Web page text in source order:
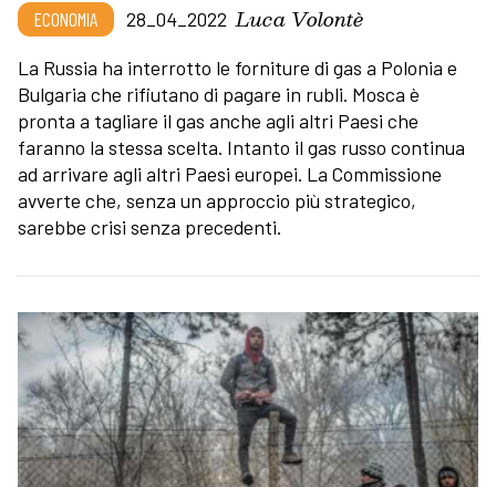
ECONOMIA 28_04_2022 Luca Volontè
La Russia ha interrotto le forniture di gas a Polonia e
Bulgaria che rifiutano di pagare in rubli. Mosca è
pronta a tagliare il gas anche agli altri Paesi che
faranno la stessa scelta. Intanto il gas russo continua
ad arrivare agli altri Paesi europei. La Commissione
avverte che, senza un approccio più strategico,
sarebbe crisi senza precedenti.